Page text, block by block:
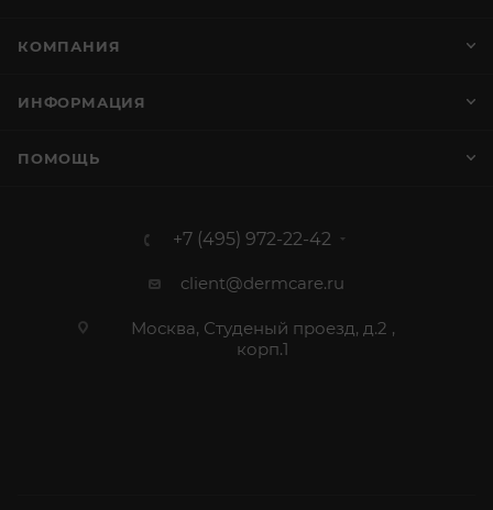
КОМПАНИЯ
ИНФОРМАЦИЯ
ПОМОЩЬ
+7 (495) 972-22-42
client@dermcare.ru
Москва, Студеный проезд, д.2 ,
корп.1